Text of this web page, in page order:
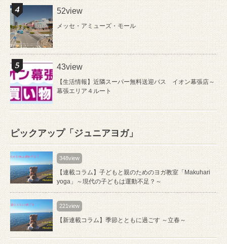
52view
メッセ・アミューズ・モール
43view
【生活情報】近隣スーパー無料送迎バス イオン幕張店～
幕張エリア４ルート
ピックアップ「ジュニアヨガ」
348view
【連載コラム】子どもと親のためのヨガ教室「Makuhari
yoga」～現代の子どもは運動不足？～
221view
【新連載コラム】季節とともに過ごす ～立春～